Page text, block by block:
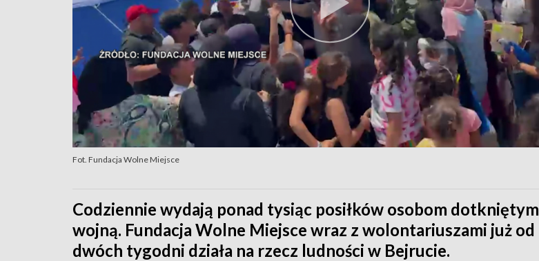
Fot. Fundacja Wolne Miejsce
Codziennie wydają ponad tysiąc posiłków osobom dotkniętym
wojną. Fundacja Wolne Miejsce wraz z wolontariuszami już od
dwóch tygodni działa na rzecz ludności w Bejrucie.